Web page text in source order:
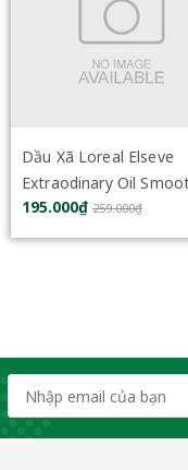
Dầu Xã Loreal Elseve
Extraodinary Oil
Nourishing Conditioner
440ml
195.000₫ 259.000₫